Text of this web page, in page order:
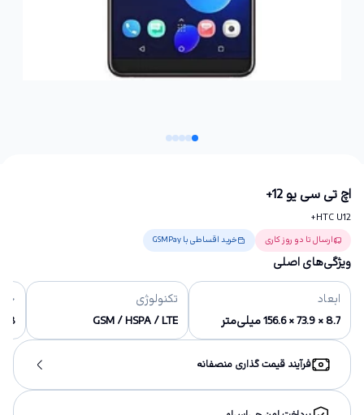
اچ تی سی یو 12+
HTC U12+
ارسال تا دو روز کاری خرید اقساطی با GSMPay
ویژگی‌های اصلی
ابعاد
8.7 × 73.9 × 156.6 میلی‌متر
تکنولوژی
GSM / HSPA / LTE
64/
فرآیند قیمت گذاری منصفانه